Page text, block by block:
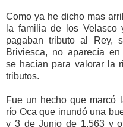
Como ya he dicho mas
la familia de los Velasco
pagaban tributo al Rey,
Briviesca, no aparecía
se hacían para valorar la
tributos.
Fue un hecho que marcó
río Oca que inundó una
y 3 de Junio de 1.563 y